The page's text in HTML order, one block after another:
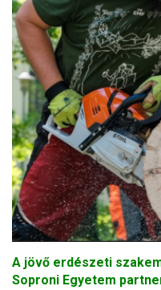
A jövő erdészeti
Soproni Egyetem